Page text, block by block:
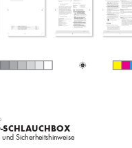
HLAUCHBOX
Sicherheitshinweise